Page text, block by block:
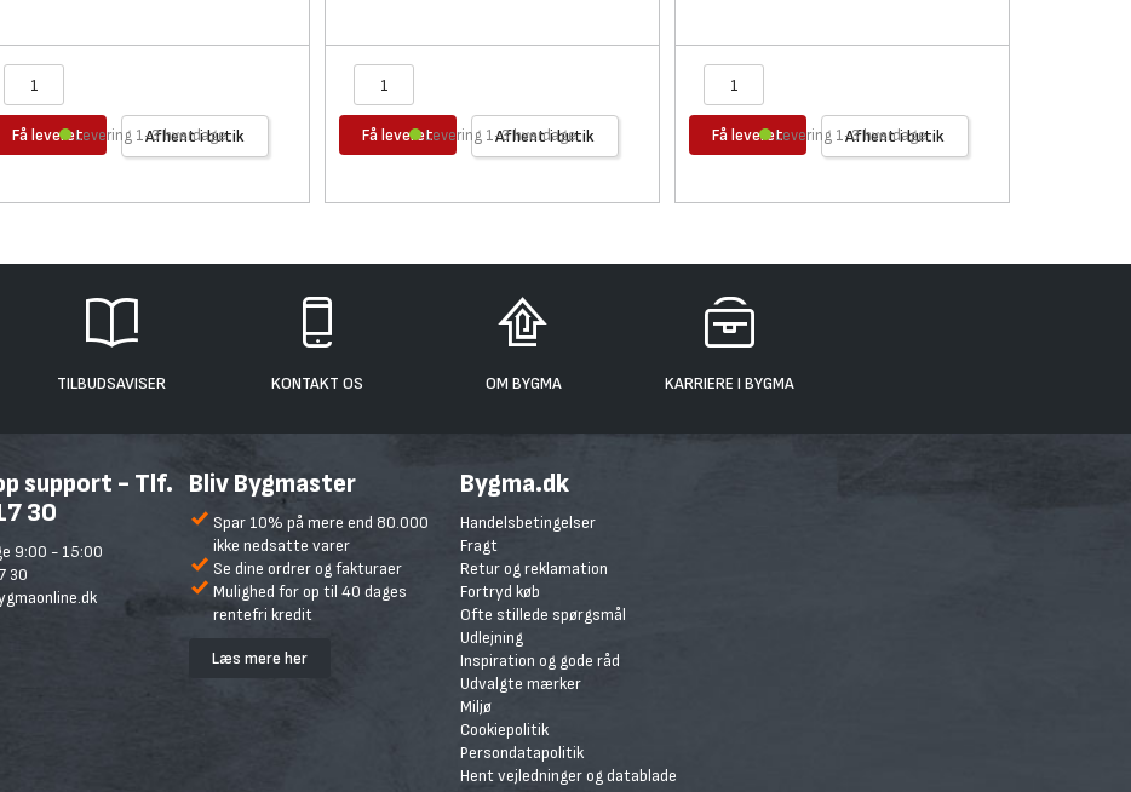
Få leveret Afhent i butik
Levering 1-3 hverdage Få leveret Afhent i butik
Levering 1-3 hverdage Få leveret Afhent i butik
Levering 1-3 hverdage
TILBUDSAVISER KONTAKT OS OM BYGMA KARRIERE I BYGMA
support - Tlf.
30
9:00 - 15:00
30
Bliv Bygmaster
Spar 10% på mere end 80.000
ikke nedsatte varer
Se dine ordrer og fakturaer
Mulighed for op til 40 dages
rentefri kredit
Læs mere her
Bygma.dk
Handelsbetingelser
Fragt
Retur og reklamation
Fortryd køb
Ofte stillede spørgsmål
Udlejning
Inspiration og gode råd
Udvalgte mærker
Miljø
Cookiepolitik
Persondatapolitik
Hent vejledninger og datablade